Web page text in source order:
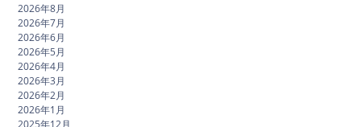
2026年8月
2026年7月
2026年6月
2026年5月
2026年4月
2026年3月
2026年2月
2026年1月
2025年12月